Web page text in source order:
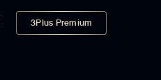
3Plus Premium